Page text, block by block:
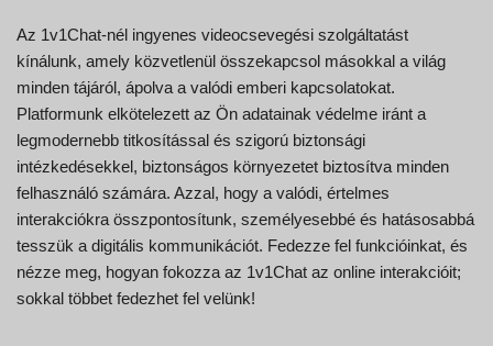
Az 1v1Chat-nél ingyenes videocsevegési szolgáltatást
kínálunk, amely közvetlenül összekapcsol másokkal a világ
minden tájáról, ápolva a valódi emberi kapcsolatokat.
Platformunk elkötelezett az Ön adatainak védelme iránt a
legmodernebb titkosítással és szigorú biztonsági
intézkedésekkel, biztonságos környezetet biztosítva minden
felhasználó számára. Azzal, hogy a valódi, értelmes
interakciókra összpontosítunk, személyesebbé és hatásosabbá
tesszük a digitális kommunikációt. Fedezze fel funkcióinkat, és
nézze meg, hogyan fokozza az 1v1Chat az online interakcióit;
sokkal többet fedezhet fel velünk!